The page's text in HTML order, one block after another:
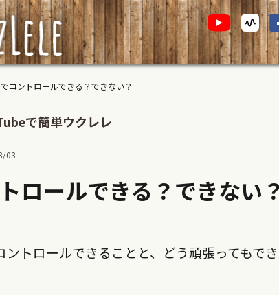
コントロールできる？できない？
で簡単ウクレレ
03
ロールできる？できない？
トロールできることと、どう頑張ってもでき